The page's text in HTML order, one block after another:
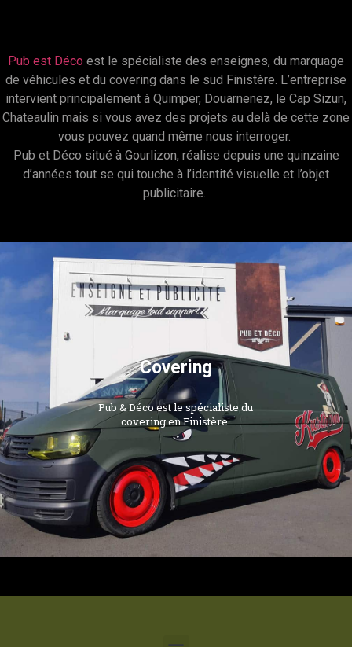
Pub est Déco est le spécialiste des enseignes, du marquage
de véhicules et du covering dans le sud Finistère. L’entreprise
intervient principalement à Quimper, Douarnenez, le Cap Sizun,
Chateaulin mais si vous avez des projets au delà de cette zone
vous pouvez quand même nous interroger.
Pub et Déco situé à Gourlizon, réalise depuis une quinzaine
d’années tout se qui touche à l’identité visuelle et l’objet
publicitaire.
Covering
Pub & Déco est le spécialiste du
covering en Finistère.